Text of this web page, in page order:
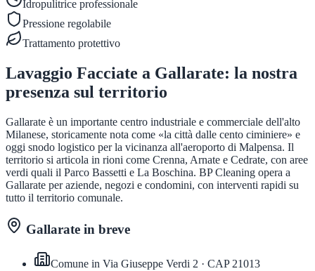
Idropulitrice professionale
Pressione regolabile
Trattamento protettivo
Lavaggio Facciate a Gallarate: la nostra
presenza sul territorio
Gallarate è un importante centro industriale e commerciale dell'alto
Milanese, storicamente nota come «la città dalle cento ciminiere» e
oggi snodo logistico per la vicinanza all'aeroporto di Malpensa. Il
territorio si articola in rioni come Crenna, Arnate e Cedrate, con aree
verdi quali il Parco Bassetti e La Boschina. BP Cleaning opera a
Gallarate per aziende, negozi e condomini, con interventi rapidi su
tutto il territorio comunale.
Gallarate in breve
Comune in Via Giuseppe Verdi 2 · CAP 21013